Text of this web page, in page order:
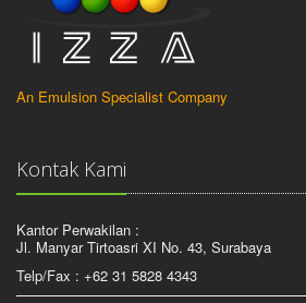
An Emulsion Specialist Company
Kontak Kami
Kantor Perwakilan :
Jl. Manyar Tirtoasri XI No. 43, Surabaya
Telp/Fax : +62 31 5828 4343